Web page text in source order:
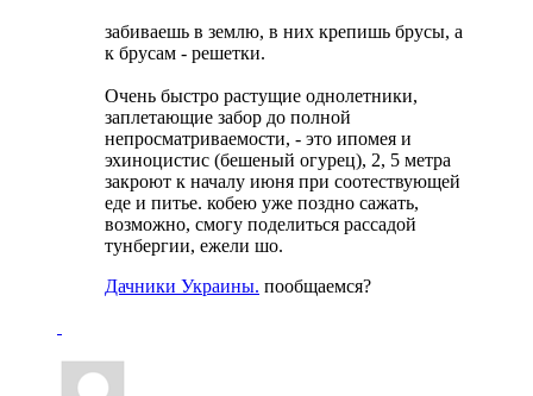
забиваешь в землю, в них крепишь брусы, а
к брусам - решетки.
Очень быстро растущие однолетники,
заплетающие забор до полной
непросматриваемости, - это ипомея и
эхиноцистис (бешеный огурец), 2, 5 метра
закроют к началу июня при соотествующей
еде и питье. кобею уже поздно сажать,
возможно, смогу поделиться рассадой
тунбергии, ежели шо.
Дачники Украины. пообщаемся?